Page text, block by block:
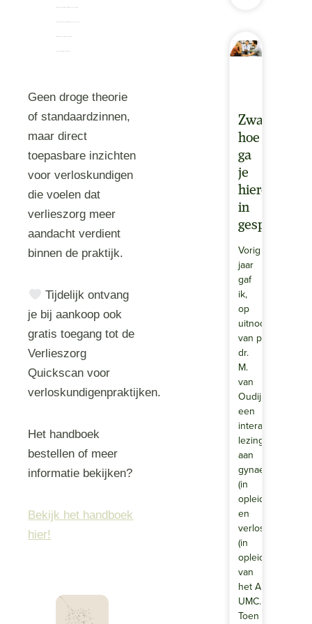
Geen droge theorie
of standaardzinnen,
maar direct
toepasbare inzichten
voor verloskundigen
die voelen dat
verlieszorg meer
aandacht verdient
binnen de praktijk.
Tijdelijk ontvang
je bij aankoop ook
gratis toegang tot de
Verlieszorg
Quickscan voor
verloskundigenpraktijken.
Het handboek
bestellen of meer
informatie bekijken?
Bekijk het handboek
hier!
hoe
ga
je
hierover
in
gesprek
Vorig
jaar
gaf
ik,
op
uitnodiging
van prof.
dr.
M.
van
Oudijk
een
interactieve
lezing
aan
gynaecologen
(in
opleiding)
en
verloskundigen
(in
opleiding)
van
het Amsterdam
UMC.
Toen